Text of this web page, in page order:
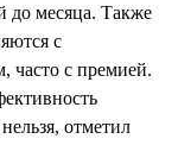
до месяца. Также
с
часто с премией.
отметил